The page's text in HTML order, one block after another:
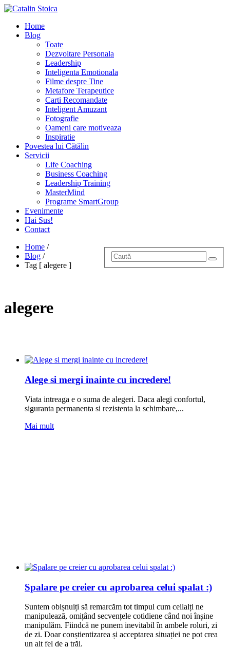
Home
Blog
Toate
Dezvoltare Personala
Leadership
Inteligenta Emotionala
Filme despre Tine
Metafore Terapeutice
Carti Recomandate
Inteligent Amuzant
Fotografie
Oameni care motiveaza
Inspiratie
Povestea lui Cătălin
Servicii
Life Coaching
Business Coaching
Leadership Training
MasterMind
Programe SmartGroup
Evenimente
Hai Sus!
Contact
Home /
Blog /
Tag [ alegere ]
alegere
Alege si mergi inainte cu incredere!
Viata intreaga e o suma de alegeri. Daca alegi confortul,
siguranta permanenta si rezistenta la schimbare,...
Mai mult
Spalare pe creier cu aprobarea celui spalat :)
Suntem obișnuiți să remarcăm tot timpul cum ceilalți ne
manipulează, omițând secvențele cotidiene când noi înșine
manipulăm. Fiindcă ne punem inevitabil în ambele roluri, zi
de zi. Doar conștientizarea și acceptarea situației ne pot crea
un alt fel de a trăi.